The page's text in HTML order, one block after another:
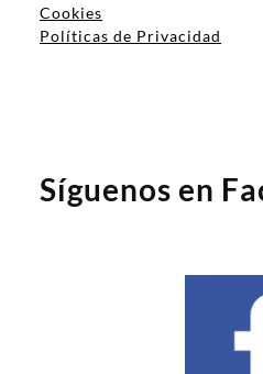
Cookies
Políticas de Privacidad
Síguenos en